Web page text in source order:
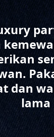
dan
lama